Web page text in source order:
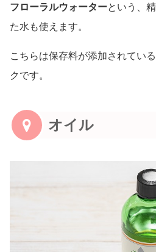
フローラルウォーターという、
た水も使えます。
こちらは保存料が添加されてい
クです。
オイル